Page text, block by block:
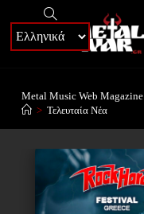
Metal Music Web Magazine
> Τελευταία Νέα